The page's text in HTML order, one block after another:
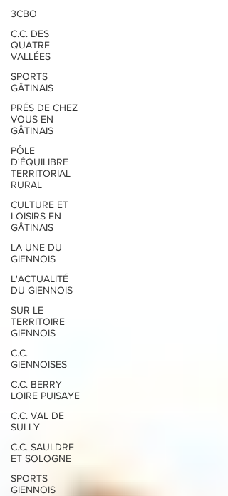
3CBO
C.C. DES
QUATRE
VALLÉES
SPORTS
GÂTINAIS
PRÉS DE CHEZ
VOUS EN
GÂTINAIS
PÔLE
D'ÉQUILIBRE
TERRITORIAL
RURAL
CULTURE ET
LOISIRS EN
GÂTINAIS
LA UNE DU
GIENNOIS
L'ACTUALITÉ
DU GIENNOIS
SUR LE
TERRITOIRE
GIENNOIS
C.C.
GIENNOISES
C.C. BERRY
LOIRE PUISAYE
C.C. VAL DE
SULLY
C.C. SAULDRE
ET SOLOGNE
SPORTS
GIENNOIS